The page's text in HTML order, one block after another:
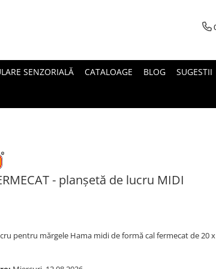
SENZORIALĂ CATALOAGE BLOG SUGESTII
- planșetă de lucru MIDI
pentru mărgele Hama midi de formă cal fermecat de 20 x